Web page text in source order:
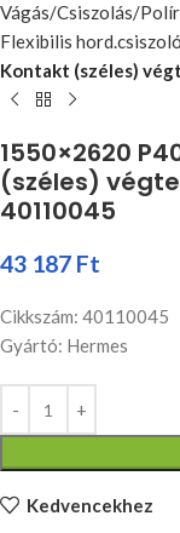
Vágás/Csiszolás/
Flexibilis
Kontakt (széles)
1550×2620
(széles)
40110045
43 187 Ft
Cikkszám: 40110045
Gyártó: Hermes
Kedvencekhez